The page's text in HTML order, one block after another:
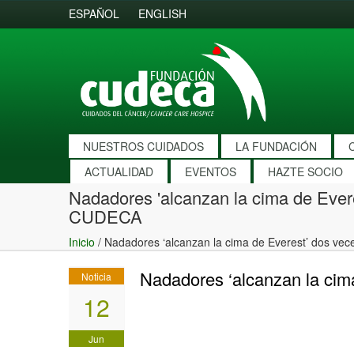
ESPAÑOL ENGLISH
NUESTROS CUIDADOS LA FUNDACIÓN
ACTUALIDAD
EVENTOS HAZTE SOCIO
Nadadores 'alcanzan la cima de
CUDECA
Inicio / Nadadores ‘alcanzan la cima de Everest’ dos
Noticia
12
Jun
Nadadores ‘alcanzan la